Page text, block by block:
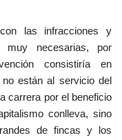
las infracciones y
muy necesarias, por
consistiría en
están al servicio del
carrera por el beneficio
conlleva, sino
de fincas y los